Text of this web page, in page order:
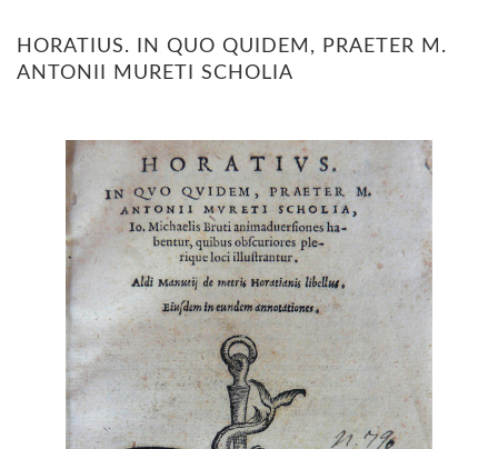
HORATIUS. IN QUO QUIDEM, PRAETER M.
ANTONII MURETI SCHOLIA